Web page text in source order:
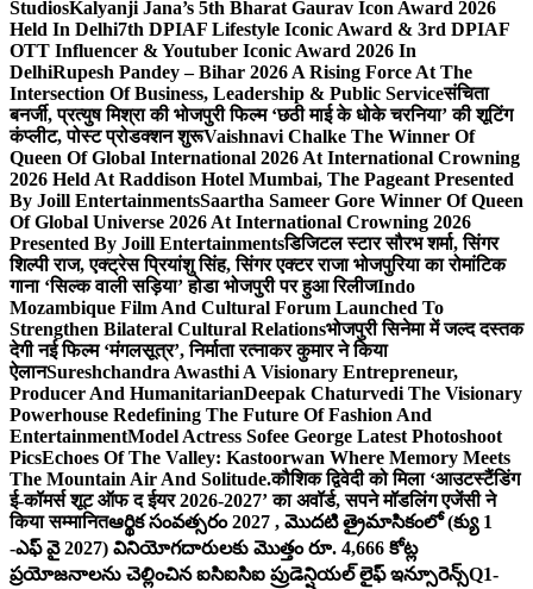
StudiosKalyanji Jana’s 5th Bharat Gaurav Icon Award 2026
Held In Delhi7th DPIAF Lifestyle Iconic Award & 3rd DPIAF
OTT Influencer & Youtuber Iconic Award 2026 In
DelhiRupesh Pandey – Bihar 2026 A Rising Force At The
Intersection Of Business, Leadership & Public Serviceसंचिता
बनर्जी, प्रत्युष मिश्रा की भोजपुरी फिल्म ‘छठी माई के धोके चरनिया’ की शूटिंग
कंप्लीट, पोस्ट प्रोडक्शन शुरूVaishnavi Chalke The Winner Of
Queen Of Global International 2026 At International Crowning
2026 Held At Raddison Hotel Mumbai, The Pageant Presented
By Joill EntertainmentsSaartha Sameer Gore Winner Of Queen
Of Global Universe 2026 At International Crowning 2026
Presented By Joill Entertainmentsडिजिटल स्टार सौरभ शर्मा, सिंगर
शिल्पी राज, एक्ट्रेस प्रियांशु सिंह, सिंगर एक्टर राजा भोजपुरिया का रोमांटिक
गाना ‘सिल्क वाली सड़िया’ होडा भोजपुरी पर हुआ रिलीजIndo
Mozambique Film And Cultural Forum Launched To
Strengthen Bilateral Cultural Relationsभोजपुरी सिनेमा में जल्द दस्तक
देगी नई फिल्म ‘मंगलसूत्र’, निर्माता रत्नाकर कुमार ने किया
ऐलानSureshchandra Awasthi A Visionary Entrepreneur,
Producer And HumanitarianDeepak Chaturvedi The Visionary
Powerhouse Redefining The Future Of Fashion And
EntertainmentModel Actress Sofee George Latest Photoshoot
PicsEchoes Of The Valley: Kastoorwan Where Memory Meets
The Mountain Air And Solitude.कौशिक द्विवेदी को मिला ‘आउटस्टैंडिंग
ई-कॉमर्स शूट ऑफ द ईयर 2026-2027’ का अवॉर्ड, सपने मॉडलिंग एजेंसी ने
किया सम्मानितఆర్థిక సంవత్సరం 2027 , మొదటి త్రైమాసికంలో (క్యు 1
-ఎఫ్ వై 2027) వినియోగదారులకు మొత్తం రూ. 4,666 కోట్ల
ప్రయోజనాలను చెల్లించిన ఐసిఐసిఐ ప్రుడెన్షియల్ లైఫ్ ఇన్సూరెన్స్Q1-